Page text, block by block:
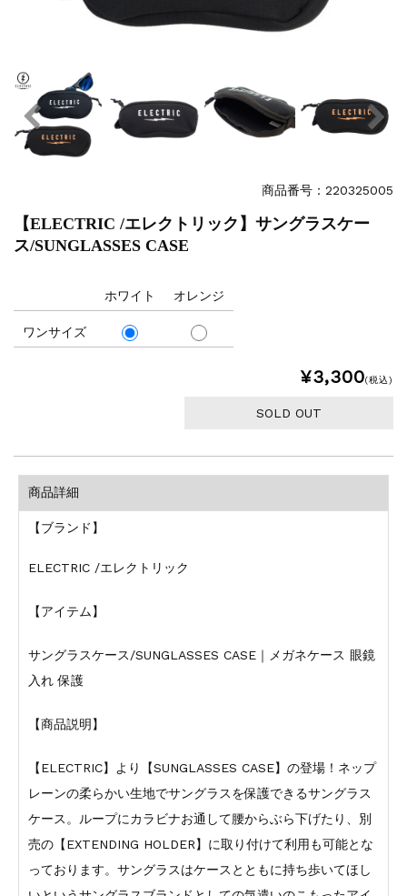
商品番号：220325005
【ELECTRIC /エレクトリック】サングラスケー
ス/SUNGLASSES CASE
ワンサイズ
ホワイト オレンジ
¥3,300(税込)
SOLD OUT
商品詳細
【ブランド】
ELECTRIC /エレクトリック
【アイテム】
サングラスケース/SUNGLASSES CASE｜メガネケース 眼鏡
入れ 保護
【商品説明】
【ELECTRIC】より【SUNGLASSES CASE】の登場！ネップ
レーンの柔らかい生地でサングラスを保護できるサングラス
ケース。ループにカラビナお通して腰からぶら下げたり、別
売の【EXTENDING HOLDER】に取り付けて利用も可能とな
っております。サングラスはケースとともに持ち歩いてほし